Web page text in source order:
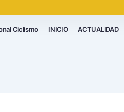
Ciclismo INICIO ACTUALIDAD